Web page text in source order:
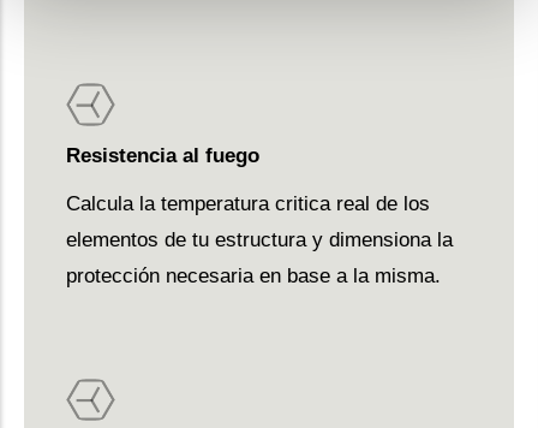
Resistencia al fuego
Calcula la temperatura critica real de los
elementos de tu estructura y dimensiona la
protección necesaria en base a la misma.